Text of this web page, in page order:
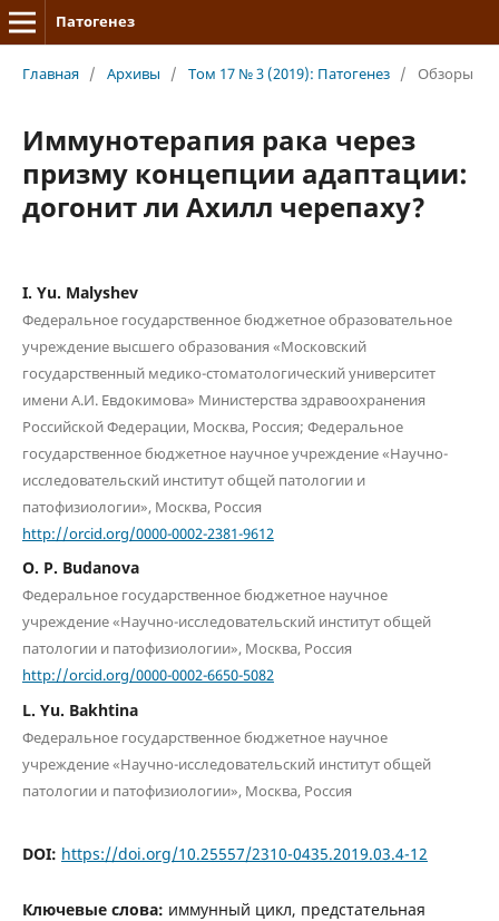
Патогенез
Главная / Архивы / Том 17 № 3 (2019): Патогенез / Обзоры
Иммунотерапия рака через
призму концепции адаптации:
догонит ли Ахилл черепаху?
I. Yu. Malyshev
Федеральное государственное бюджетное образовательное
учреждение высшего образования «Московский
государственный медико-стоматологический университет
имени А.И. Евдокимова» Министерства здравоохранения
Российской Федерации, Москва, Россия; Федеральное
государственное бюджетное научное учреждение «Научно-
исследовательский институт общей патологии и
патофизиологии», Москва, Россия
http://orcid.org/0000-0002-2381-9612
O. P. Budanova
Федеральное государственное бюджетное научное
учреждение «Научно-исследовательский институт общей
патологии и патофизиологии», Москва, Россия
http://orcid.org/0000-0002-6650-5082
L. Yu. Bakhtina
Федеральное государственное бюджетное научное
учреждение «Научно-исследовательский институт общей
патологии и патофизиологии», Москва, Россия
DOI: https://doi.org/10.25557/2310-0435.2019.03.4-12
Ключевые слова: иммунный цикл, предстательная